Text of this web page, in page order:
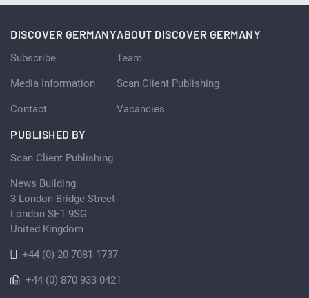
DISCOVER GERMANY
Subscribe
Media Information
Contact
ABOUT DISCOVER GERMANY
Team
Scan Client Publishing
Vacancies
PUBLISHED BY
Scan Client Publishing
News Building
3 London Bridge Street
London SE1 9SG
United Kingdom
+44 (0) 20 7081 1737
+44 (0) 870 933 0421